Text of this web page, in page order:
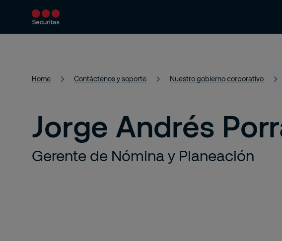
Productos y servicios Soluciones de seguridad
Home Contáctenos y soporte Nuestro gobierno corporativo
Jorge Andrés
Gerente de Nómina y Planeación